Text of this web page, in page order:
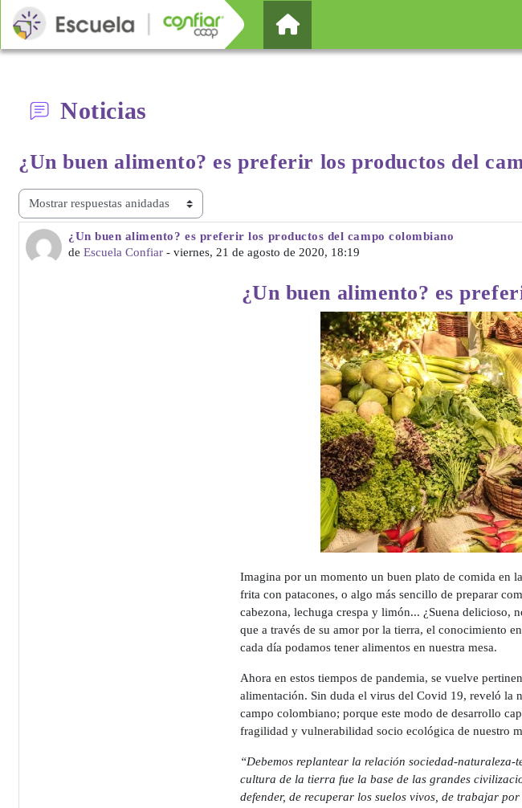
Salta al contenido principal
Noticias
¿Un buen alimento? es preferir los productos del
Mostrar modo
¿Un buen alimento? es preferir los productos del campo colombiano
de Escuela Confiar - viernes, 21 de agosto de 2020, 18:19
Número de respuestas: 0
¿Un buen alimento? es
Imagina por un momento un buen plato de comida en
frita con patacones, o algo más sencillo de preparar
cabezona, lechuga crespa y limón... ¿Suena delicioso,
que a través de su amor por la tierra, el conocimiento
cada día podamos tener alimentos en nuestra mesa.
Ahora en estos tiempos de pandemia, se vuelve
alimentación. Sin duda el virus del Covid 19, reveló la
campo colombiano; porque este modo de desarrollo
fragilidad y vulnerabilidad socio ecológica de nuestro
“Debemos replantear la relación sociedad-
cultura de la tierra fue la base de las grandes
defender, de recuperar los suelos vivos, de trabajar